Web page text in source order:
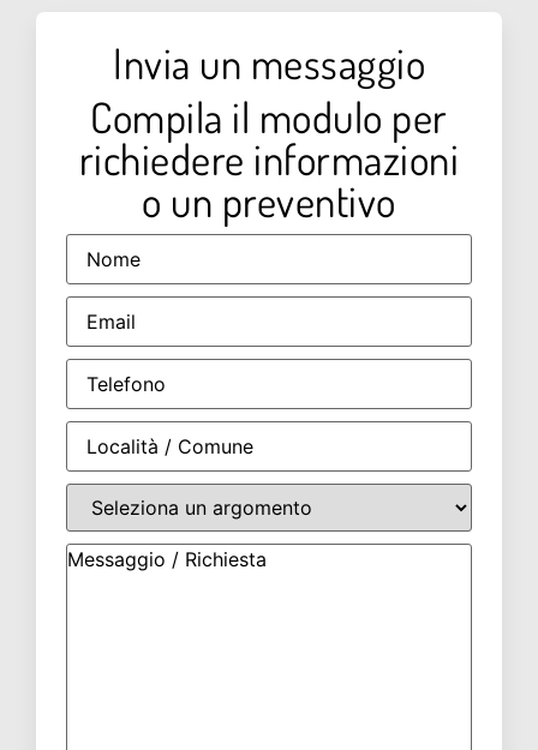
Invia un messaggio
Compila il modulo per
richiedere informazioni
o un preventivo